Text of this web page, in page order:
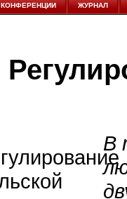
КОНФЕРЕНЦИИ ЖУРНАЛ
В